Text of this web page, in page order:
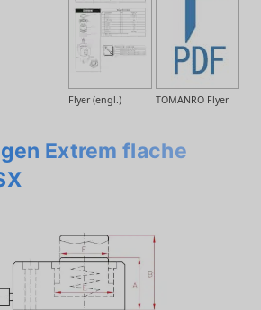
TOMANRO Flyer
Flyer (engl.)
Extrem flache